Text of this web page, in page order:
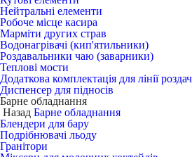
Нейтральні елементи
Робоче місце касира
Марміти других страв
Водонагрівачі (кип'ятильники)
Роздавальники чаю (заварники)
Теплові мости
Додаткова комплектація для лінії
Диспенсер для підносів
Барне обладнання
Назад Барне обладнання
Блендери для бару
Подрібнювачі льоду
Гранітори